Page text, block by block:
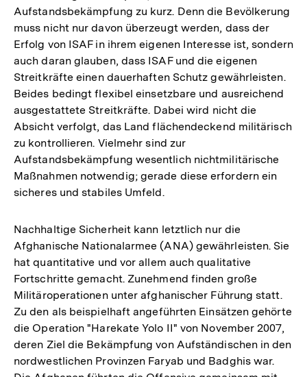
Aufstandsbekämpfung zu kurz. Denn die Bevölkerung
muss nicht nur davon überzeugt werden, dass der
Erfolg von ISAF in ihrem eigenen Interesse ist, sondern
auch daran glauben, dass ISAF und die eigenen
Streitkräfte einen dauerhaften Schutz gewährleisten.
Beides bedingt flexibel einsetzbare und ausreichend
ausgestattete Streitkräfte. Dabei wird nicht die
Absicht verfolgt, das Land flächendeckend militärisch
zu kontrollieren. Vielmehr sind zur
Aufstandsbekämpfung wesentlich nichtmilitärische
Maßnahmen notwendig; gerade diese erfordern ein
sicheres und stabiles Umfeld.
Nachhaltige Sicherheit kann letztlich nur die
Afghanische Nationalarmee (ANA) gewährleisten. Sie
hat quantitative und vor allem auch qualitative
Fortschritte gemacht. Zunehmend finden große
Militäroperationen unter afghanischer Führung statt.
Zu den als beispielhaft angeführten Einsätzen gehörte
die Operation "Harekate Yolo II" von November 2007,
deren Ziel die Bekämpfung von Aufständischen in den
nordwestlichen Provinzen Faryab und Badghis war.Zum